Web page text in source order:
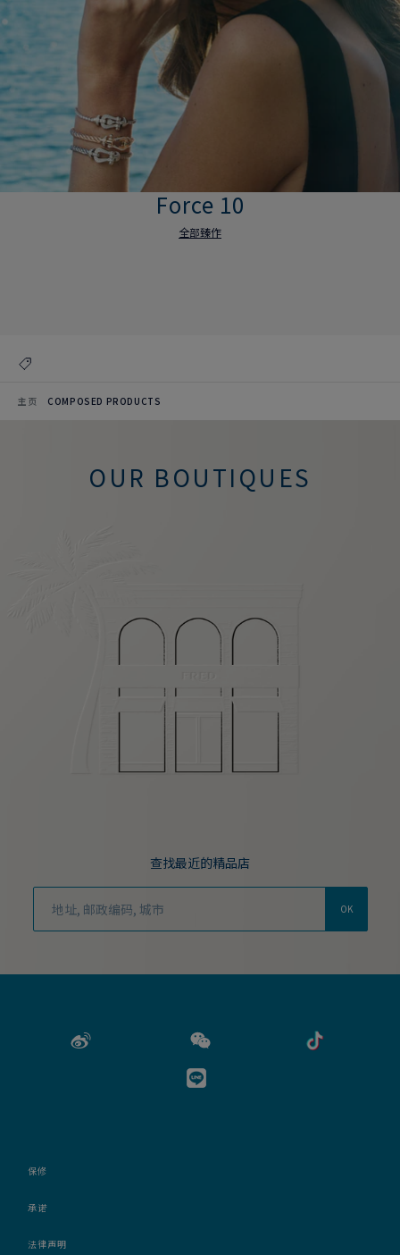
Force 10
全部臻作
主页 COMPOSED PRODUCTS
OUR BOUTIQUES
查找最近的精品店
OK
保修
承诺
法律声明